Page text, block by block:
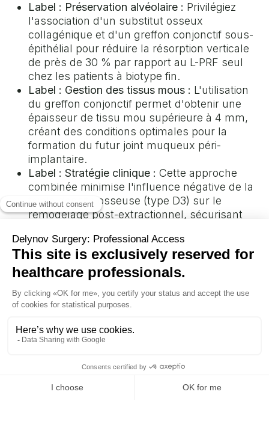
Label : Préservation alvéolaire : Privilégiez
l'association d'un substitut osseux
collagénique et d'un greffon conjonctif sous-
épithélial pour réduire la résorption verticale
de près de 30 % par rapport au L-PRF seul
chez les patients à biotype fin.
Label : Gestion des tissus mous : L'utilisation
du greffon conjonctif permet d'obtenir une
épaisseur de tissu mou supérieure à 4 mm,
créant des conditions optimales pour la
formation du futur joint muqueux péri-
implantaire.
Label : Stratégie clinique : Cette approche
combinée minimise l'influence négative de la
faible densité osseuse (type D3) sur le
remodelage post-extractionnel, sécurisant
Lexique technique de l'étude
Biotype gingival fin: Caractéristique anatomique
où la gencive est délicate, peu kératinisée et
associée à une table osseuse vestibulaire
Greffon de tissu conjonctif sous-épithélial (CTG)
utilisé pour augmenter l'épaisseur des tissus
mous et améliorer l'esthétique péri-implantaire.